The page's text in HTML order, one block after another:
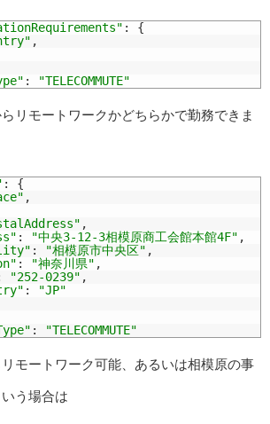
:
{
,
: "TELECOMMUTE"
リモートワークかどちらかで勤務できま
:
{
,
,
: "中央3-12-3相模原商工会館本館4F" ,
: "相模原市中央区" ,
: "神奈川県" ,
"252-0239" ,
:
"JP"
: "TELECOMMUTE"
モートワーク可能、あるいは相模原の事
う場合は